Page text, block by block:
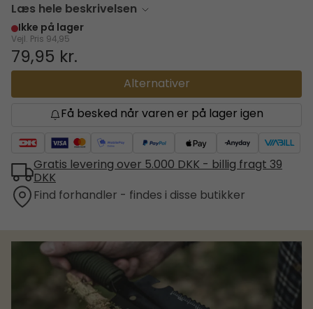
Læs hele beskrivelsen
Ikke på lager
Vejl. Pris 94,95
79,95 kr.
Alternativer
Få besked når varen er på lager igen
Gratis levering over 5.000 DKK - billig fragt 39
DKK
Find forhandler - findes i disse butikker